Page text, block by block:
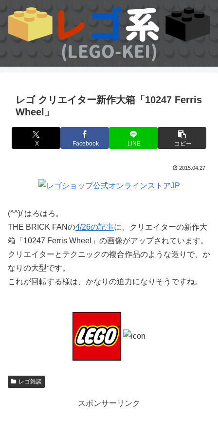
レゴ クリエイター新作大箱「10247 Ferris
Wheel」
X Facebook LINE コピー
2015.04.27
(^^)/ はろはろ。
THE BRICK FANの4/26の記事に、クリエイターの新作大
箱「10247 Ferris Wheel」の画像がアップされています。
クリエイターとテクニックの複合作品のような造りで、か
なりの大型です。
これが回転する様は、かなりの迫力になりそうですね。
レゴ雑談
スポンサーリンク